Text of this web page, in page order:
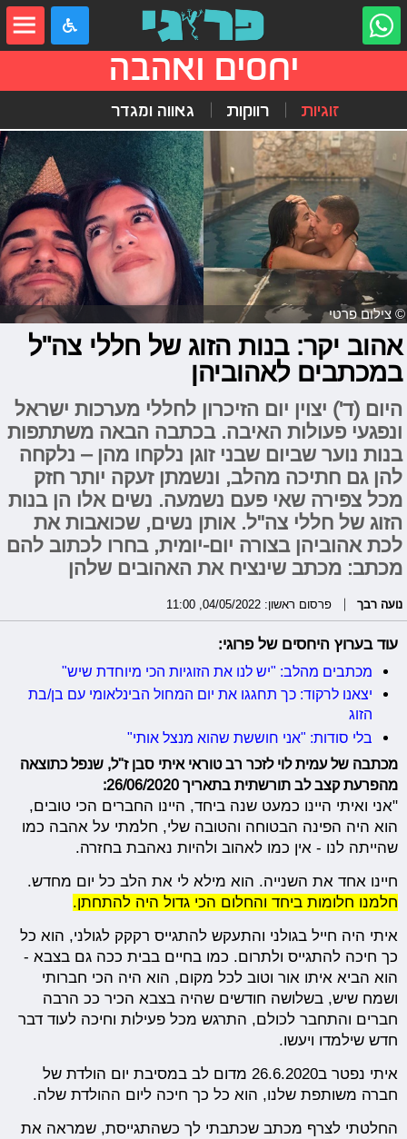
יחסים ואהבה
זוגיות רווקות גאווה ומגדר
© צילום פרטי
אהוב יקר: בנות הזוג של חללי צה"ל
במכתבים לאהוביהן
היום (ד') יצוין יום הזיכרון לחללי מערכות ישראל
ונפגעי פעולות האיבה. בכתבה הבאה משתתפות
בנות נוער שביום שבני זוגן נלקחו מהן – נלקחה
להן גם חתיכה מהלב, ונשמתן זעקה יותר חזק
מכל צפירה שאי פעם נשמעה. נשים אלו הן בנות
הזוג של חללי צה"ל. אותן נשים, שכואבות את
לכת אהוביהן בצורה יום-יומית, בחרו לכתוב להם
מכתב: מכתב שינציח את האהובים שלהן
נועה רבך פרסום ראשון: 04/05/2022, 11:00
עוד בערוץ היחסים של פרוגי:
מכתבים מהלב: "יש לנו את הזוגיות הכי מיוחדת שיש"
יצאנו לרקוד: כך תחגגו את יום המחול הבינלאומי עם בן/בת
הזוג
בלי סודות: "אני חוששת שהוא מנצל אותי"
מכתבה של עמית לוי לזכר רב טוראי איתי סבן ז"ל, שנפל כתוצאה
מהפרעת קצב לב תורשתית בתאריך 26/06/2020:
"אני ואיתי היינו כמעט שנה ביחד, היינו החברים הכי טובים,
הוא היה הפינה הבטוחה והטובה שלי, חלמתי על אהבה כמו
שהייתה לנו - אין כמו לאהוב ולהיות נאהבת בחזרה.
חיינו אחד את השנייה. הוא מילא לי את הלב כל יום מחדש.
חלמנו חלומות ביחד והחלום הכי גדול היה להתחתן.
איתי היה חייל בגולני והתעקש להתגייס רקקק לגולני, הוא כל
כך חיכה להתגייס ולתרום. כמו בחיים בבית ככה גם בצבא -
הוא הביא איתו אור וטוב לכל מקום, הוא היה הכי חברותי
ושמח שיש, בשלושה חודשים שהיה בצבא הכיר ככ הרבה
חברים והתחבר לכולם, התרגש מכל פעילות וחיכה לעוד דבר
חדש שילמדו ויעשו.
איתי נפטר ב26.6.2020 מדום לב במסיבת יום הולדת של
חברה משותפת שלנו, הוא כל כך חיכה ליום ההולדת שלה.
החלטתי לצרף מכתב שכתבתי לך כשהתגייסת, שמראה את